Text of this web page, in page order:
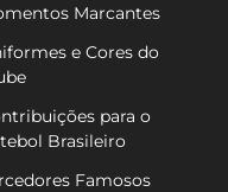
Marcantes
e Cores do
para o
Brasileiro
Famosos